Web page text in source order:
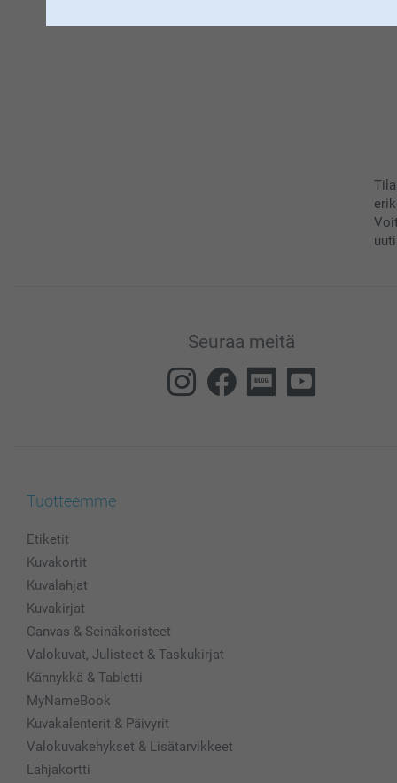
Seuraa meitä
Tuotteemme
Etiketit
Kuvakortit
Kuvalahjat
Kuvakirjat
Canvas & Seinäkoristeet
Valokuvat, Julisteet & Taskukirjat
Kännykkä & Tabletti
MyNameBook
Kuvakalenterit & Päivyrit
Valokuvakehykset & Lisätarvikkeet
Lahjakortti